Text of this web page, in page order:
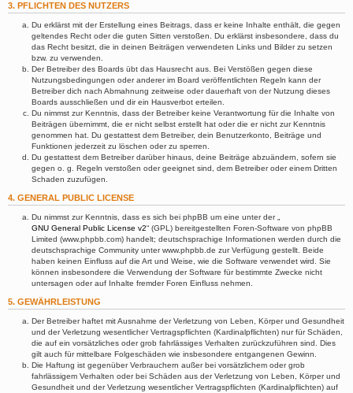
3. PFLICHTEN DES NUTZERS
Du erklärst mit der Erstellung eines Beitrags, dass er keine Inhalte enthält, die gegen
geltendes Recht oder die guten Sitten verstoßen. Du erklärst insbesondere, dass du
das Recht besitzt, die in deinen Beiträgen verwendeten Links und Bilder zu setzen
bzw. zu verwenden.
Der Betreiber des Boards übt das Hausrecht aus. Bei Verstößen gegen diese
Nutzungsbedingungen oder anderer im Board veröffentlichten Regeln kann der
Betreiber dich nach Abmahnung zeitweise oder dauerhaft von der Nutzung dieses
Boards ausschließen und dir ein Hausverbot erteilen.
Du nimmst zur Kenntnis, dass der Betreiber keine Verantwortung für die Inhalte von
Beiträgen übernimmt, die er nicht selbst erstellt hat oder die er nicht zur Kenntnis
genommen hat. Du gestattest dem Betreiber, dein Benutzerkonto, Beiträge und
Funktionen jederzeit zu löschen oder zu sperren.
Du gestattest dem Betreiber darüber hinaus, deine Beiträge abzuändern, sofern sie
gegen o. g. Regeln verstoßen oder geeignet sind, dem Betreiber oder einem Dritten
Schaden zuzufügen.
4. GENERAL PUBLIC LICENSE
Du nimmst zur Kenntnis, dass es sich bei phpBB um eine unter der „
GNU General Public License v2“ (GPL) bereitgestellten Foren-Software von phpBB
Limited (www.phpbb.com) handelt; deutschsprachige Informationen werden durch die
deutschsprachige Community unter www.phpbb.de zur Verfügung gestellt. Beide
haben keinen Einfluss auf die Art und Weise, wie die Software verwendet wird. Sie
können insbesondere die Verwendung der Software für bestimmte Zwecke nicht
untersagen oder auf Inhalte fremder Foren Einfluss nehmen.
5. GEWÄHRLEISTUNG
Der Betreiber haftet mit Ausnahme der Verletzung von Leben, Körper und Gesundheit
und der Verletzung wesentlicher Vertragspflichten (Kardinalpflichten) nur für Schäden,
die auf ein vorsätzliches oder grob fahrlässiges Verhalten zurückzuführen sind. Dies
gilt auch für mittelbare Folgeschäden wie insbesondere entgangenen Gewinn.
Die Haftung ist gegenüber Verbrauchern außer bei vorsätzlichem oder grob
fahrlässigem Verhalten oder bei Schäden aus der Verletzung von Leben, Körper und
Gesundheit und der Verletzung wesentlicher Vertragspflichten (Kardinalpflichten) auf